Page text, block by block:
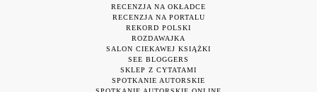
RECENZJA NA OKŁADCE
RECENZJA NA PORTALU
REKORD POLSKI
ROZDAWAJKA
SALON CIEKAWEJ KSIĄŻKI
SEE BLOGGERS
SKLEP Z CYTATAMI
SPOTKANIE AUTORSKIE